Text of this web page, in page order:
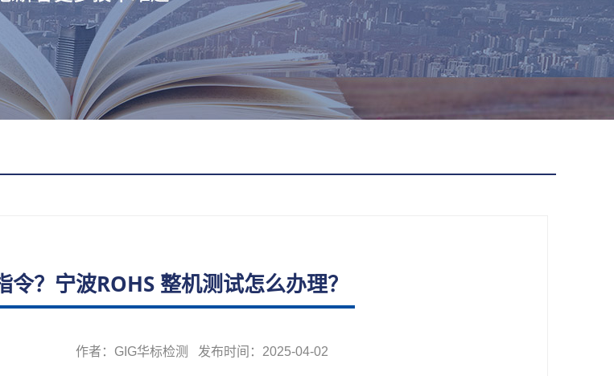
令？宁波ROHS 整机测试怎么办理？
作者：GIG华标检测 发布时间：2025-04-02